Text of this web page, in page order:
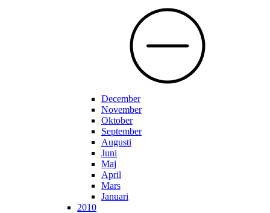
December
November
Oktober
September
Augusti
Juni
Maj
April
Mars
Januari
2010